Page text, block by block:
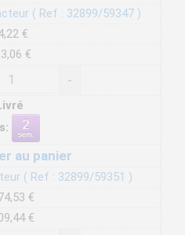
( Ref : 32899/59347 )
€
€
-
au panier
( Ref : 32899/59351 )
€
€